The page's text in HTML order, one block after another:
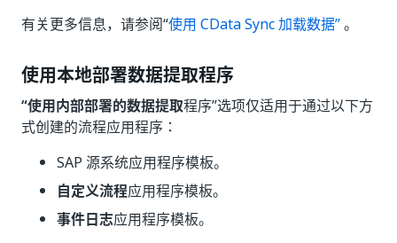
有关更多信息，请参阅“使用 CData Sync 加载数据”。
使用本地部署数据提取程序
“使用内部部署的数据提取程序”选项仅适用于通过以下方
式创建的流程应用程序：
SAP 源系统应用程序模板。
自定义流程应用程序模板。
事件日志应用程序模板。